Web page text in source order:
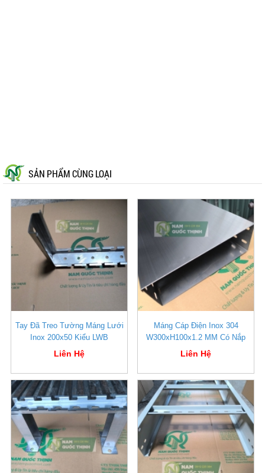
SẢN PHẨM CÙNG LOẠI
Tay Đã Treo Tường Máng Lưới
Inox 200x50 Kiểu LWB
Liên Hệ
Máng Cáp Điện Inox 304
W300xH100x1.2 MM Có Nắp
Liên Hệ